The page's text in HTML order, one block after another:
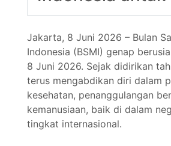
Jakarta, 8 Juni 2026 – Bulan
Indonesia (BSMI) genap
8 Juni 2026. Sejak didirikan
terus mengabdikan diri dalam
kesehatan, penanggulangan
kemanusiaan, baik di dalam
tingkat internasional.